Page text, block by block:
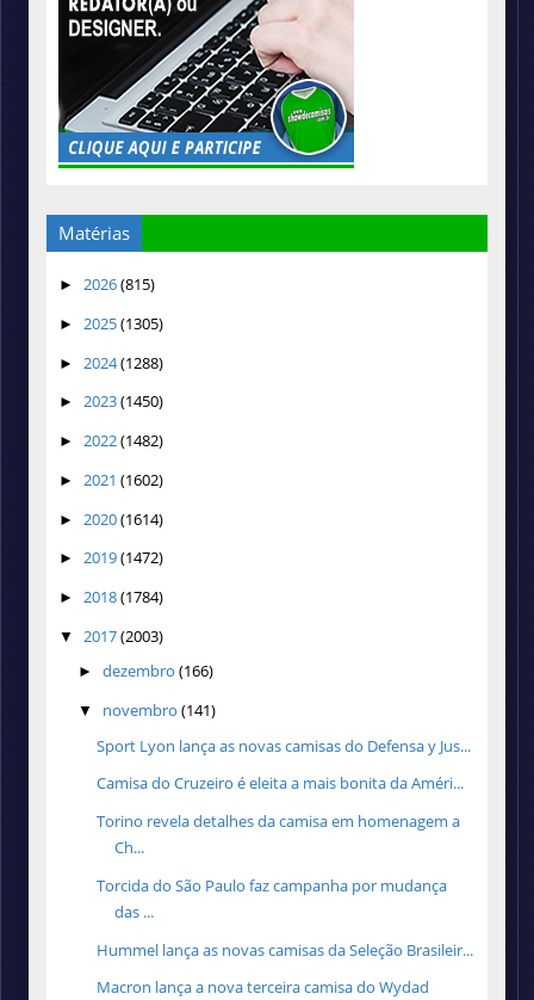
Matérias
► 2026(815)
► 2025(1305)
► 2024(1288)
► 2023(1450)
► 2022(1482)
► 2021 (1602)
► 2020(1614)
► 2019(1472)
► 2018(1784)
▼ 2017(2003)
► dezembro (166)
▼ novembro (141)
Sport Lyon lança as novas camisas do Defensa y Jus...
Camisa do Cruzeiro é eleita a mais bonita da Améri...
Torino revela detalhes da camisa em homenagem a
Ch...
Torcida do São Paulo faz campanha por mudança
das ...
Hummel lança as novas camisas da Seleção Brasileir...
Macron lança a nova terceira camisa do Wydad